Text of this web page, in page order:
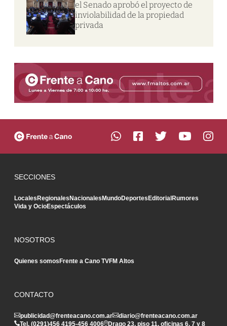
el Senado aprobó el proyecto de
inviolabilidad de la propiedad
privada
SECCIONES
LocalesRegionalesNacionalesMundoDeportesEditorialRumores
Vida y OcioEspectáculos
NOSOTROS
Quienes somosFrente a Cano TVFM Altos
CONTACTO
publicidad@frenteacano.com.ar
diario@frenteacano.com.ar
Tel. (0291)456 4195-456 4006 Drago 23, piso 11, oficinas 6, 7 y 8